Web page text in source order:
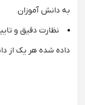
به دانش آموزان
نظارت دقیق و
داده شده هر یک از